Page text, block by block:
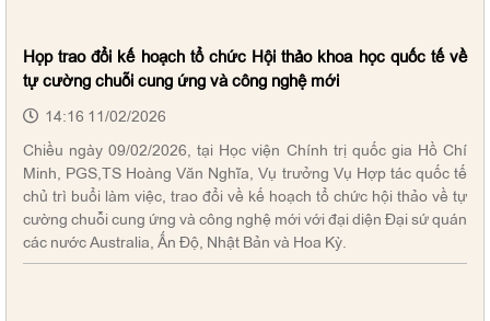
Họp trao đổi kế hoạch tổ chức Hội thảo khoa học quốc tế về
tự cường chuỗi cung ứng và công nghệ mới
14:16 11/02/2026
Chiều ngày 09/02/2026, tại Học viện Chính trị quốc gia Hồ Chí
Minh, PGS,TS Hoàng Văn Nghĩa, Vụ trưởng Vụ Hợp tác quốc tế
chủ trì buổi làm việc, trao đổi về kế hoạch tổ chức hội thảo về tự
cường chuỗi cung ứng và công nghệ mới với đại diện Đại sứ quán
các nước Australia, Ấn Độ, Nhật Bản và Hoa Kỳ.